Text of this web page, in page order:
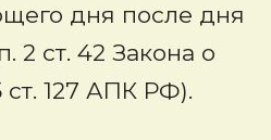
дня после дня
2 ст. 42 Закона о
ст. 127 АПК РФ).